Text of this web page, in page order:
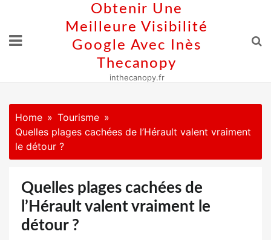
content
Obtenir Une
Meilleure Visibilité
Google Avec Inès
Thecanopy
inthecanopy.fr
Home
Tourisme
Quelles plages cachées de l’Hérault valent vraiment
le détour ?
Quelles plages cachées de
l’Hérault valent vraiment le
détour ?